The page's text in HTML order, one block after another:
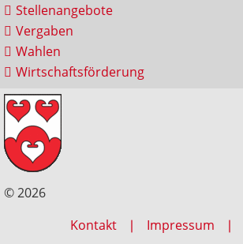
Stellenangebote
Vergaben
Wahlen
Wirtschaftsförderung
© 2026
Kontakt
Impressum